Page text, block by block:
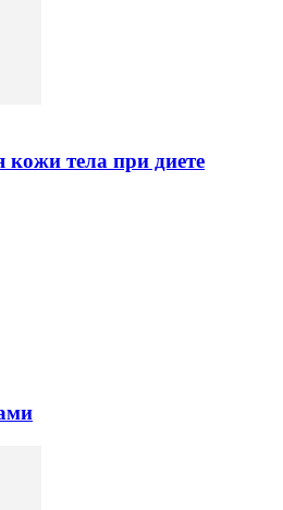
тела при диете